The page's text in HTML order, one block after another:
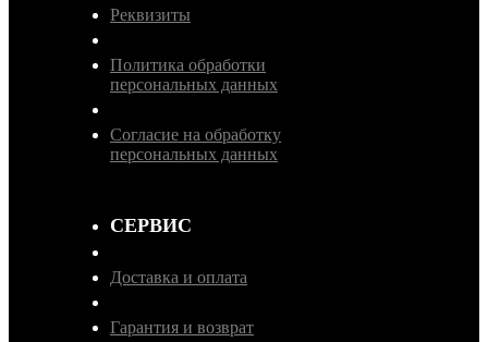
Реквизиты
Политика обработки
персональных данных
Согласие на обработку
персональных данных
СЕРВИС
Доставка и оплата
Гарантия и возврат